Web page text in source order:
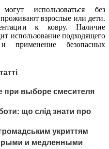
использоваться без
взрослые или дети.
к ковру. Наличие
использование подходящего
применение безопасных
при выборе смесителя
що слід знати про
укриттям
и медленными